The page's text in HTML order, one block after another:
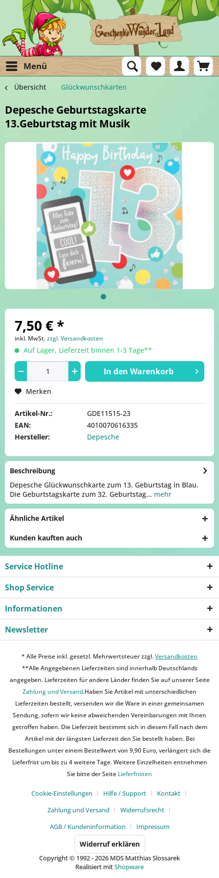
Menü
Übersicht Glückwunschkarten
Depesche Geburtstagskarte
13.Geburtstag mit Musik
7,50 € *
inkl. MwSt.zzgl. Versandkosten
Auf Lager, Lieferzeit binnen 1-3 Tage**
In den Warenkorb
Merken
Artikel-Nr.:
GDE11515-23
EAN:
4010070616335
Hersteller:
Depesche
Beschreibung
Depesche Glückwunschkarte zum 13. Geburtstag in Blau.
Die Geburtstagskarte zum 32. Geburtstag... mehr
Ähnliche Artikel
Kunden kauften auch
Service Hotline
Shop Service
Informationen
Newsletter
* Alle Preise inkl. gesetzl. Mehrwertsteuer zzgl.Versandkosten
**Alle Angegebenen Lieferzeiten sind innerhalb Deutschlands
angegeben. Lieferzeiten für andere Länder finden Sie auf unserer Seite
Zahlung und Versand.Haben Sie Artikel mit unterschiedlichen
Lieferzeiten bestellt, versenden wir die Ware in einer gemeinsamen
Sendung, sofern wir keine abweichenden Vereinbarungen mit Ihnen
getroffen haben. Die Lieferzeit bestimmt sich in diesem Fall nach dem
Artikel mit der längsten Lieferzeit den Sie bestellt haben. Bei
Bestellungen unter einem Bestellwert von 9,90 Euro, verlängert sich die
Lieferfrist um bis zu 4 weitere Tage. Weitere Einzelheiten entnehmen
Sie bitte der Seite Lieferfristen
Cookie-Einstellungen Hilfe / Support
Kontakt
Zahlung und Versand
Widerrufsrecht
AGB / Kundeninformation
Impressum
Widerruf erklären
Copyright © 1992 - 2026 MDS Matthias Slossarek
Realisiert mitShopware